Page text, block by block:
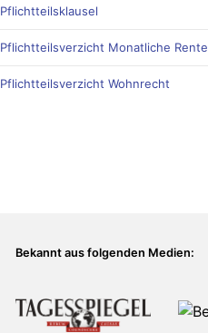
Pflichtteilsklausel
Pflichtteilsverzicht Monatliche Rente
Pflichtteilsverzicht Wohnrecht
Bekannt aus folgenden Medien: